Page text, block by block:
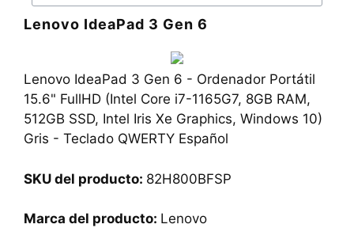
Lenovo IdeaPad 3 Gen 6
Lenovo IdeaPad 3 Gen 6 - Ordenador Portátil
15.6" FullHD (Intel Core i7-1165G7, 8GB RAM,
512GB SSD, Intel Iris Xe Graphics, Windows 10)
Gris - Teclado QWERTY Español
SKU del producto: 82H800BFSP
Marca del producto: Lenovo